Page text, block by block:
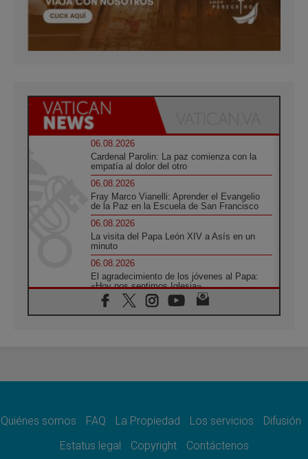
06.08.2026
Cardenal Parolin: La paz comienza con la
empatía al dolor del otro
06.08.2026
Fray Marco Vianelli: Aprender el Evangelio
de la Paz en la Escuela de San Francisco
06.08.2026
La visita del Papa León XIV a Asís en un
minuto
06.08.2026
El agradecimiento de los jóvenes al Papa:
«Hoy nos sentimos Iglesia»
06.08.2026
Líbano: Reanudan los coloquios en Roma en
paz
Sturla: La visita de León XIV será una buena
noticia para todo el Uruguay
Quiénes somos FAQ La Propiedad Los servicios
Difusión
Estatus legal
Copyright Contáctenos